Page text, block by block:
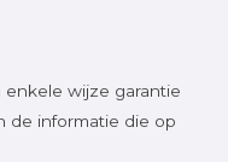
wijze garantie
de informatie die op